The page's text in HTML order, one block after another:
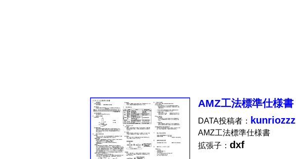
AMZ工法標準仕様書
DATA投稿者： kunriozzz
AMZ工法標準仕様書
拡張子： dxf